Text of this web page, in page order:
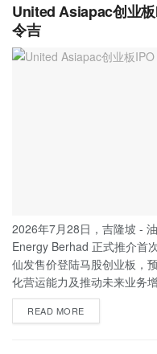
United Asiapac创业
令吉
2026年7月28日，吉隆坡 -
Energy Berhad 正式推介首
仙发售价登陆马股创业板，
化营运能力及推动未来业务增
READ MORE